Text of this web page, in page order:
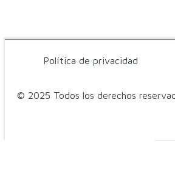
© 2025 Todos los derechos
Política de privacidad